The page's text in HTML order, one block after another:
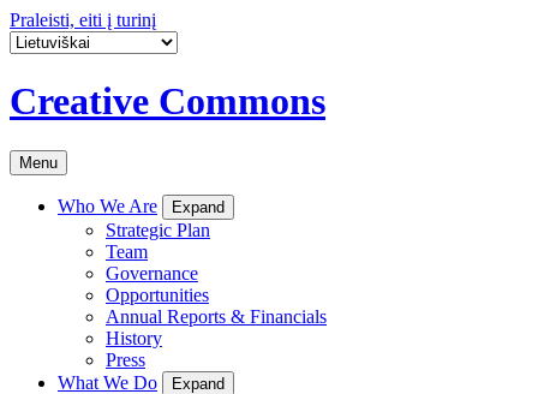
Praleisti, eiti į turinį
Creative Commons
Menu
Who We Are Expand
Strategic Plan
Team
Governance
Opportunities
Annual Reports & Financials
History
Press
What We Do
Expand